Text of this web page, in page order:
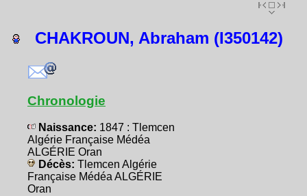
CHAKROUN, Abraham (I350142)
Chronologie
Naissance: 1847 : Tlemcen
Algérie Française Médéa
ALGÉRIE Oran
Décès: Tlemcen Algérie
Française Médéa ALGÉRIE
Oran